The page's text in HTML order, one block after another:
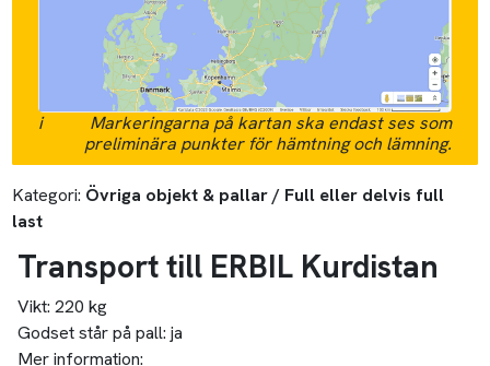
i
Markeringarna på kartan ska endast ses som
preliminära punkter för hämtning och lämning.
Kategori: Övriga objekt & pallar / Full eller delvis full
last
Transport till ERBIL Kurdistan
Vikt: 220 kg
Godset står på pall: ja
Mer information: